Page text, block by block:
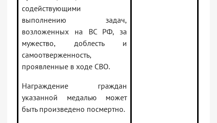
содействующими
выполнению задач,
возложенных на ВС РФ, за
мужество, доблесть и
самоотверженность,
проявленные в ходе СВО.
Награждение граждан
указанной медалью может
быть произведено посмертно.